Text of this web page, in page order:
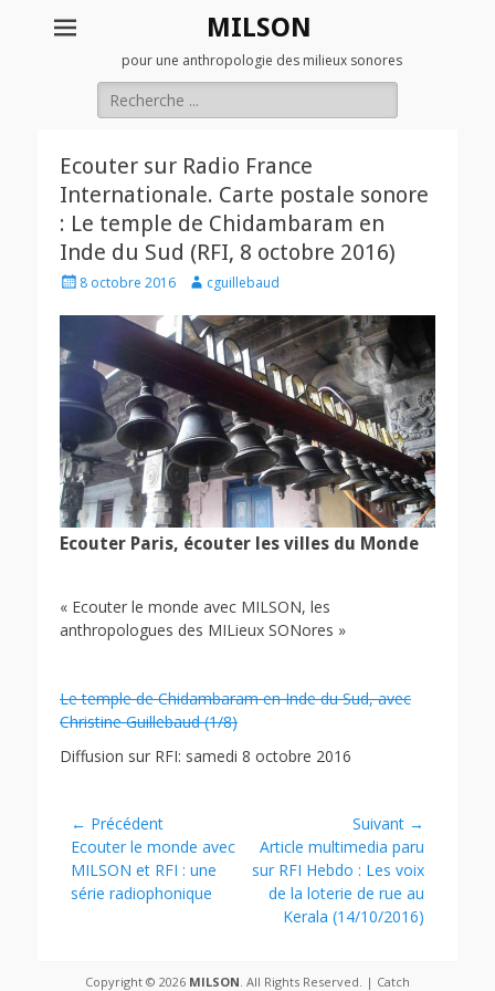
MILSON
pour une anthropologie des milieux sonores
Rechercher :
Ecouter sur Radio France
Internationale. Carte postale sonore
: Le temple de Chidambaram en
Inde du Sud (RFI, 8 octobre 2016)
Posted8 octobre 2016 Authorcguillebaud
Ecouter Paris, écouter les villes du Monde
« Ecouter le monde avec MILSON, les
anthropologues des MILieux SONores »
Le temple de Chidambaram en Inde du Sud, avec
Christine Guillebaud (1/8)
Diffusion sur RFI: samedi 8 octobre 2016
Navigation
de
l’article
← Précédent
Article
précédent :
Ecouter le monde avec
MILSON et RFI : une
série radiophonique
Suivant →
Article
suivant :
Article multimedia paru
sur RFI Hebdo : Les voix
de la loterie de rue au
Kerala (14/10/2016)
Copyright © 2026 MILSON . All Rights Reserved. | Catch